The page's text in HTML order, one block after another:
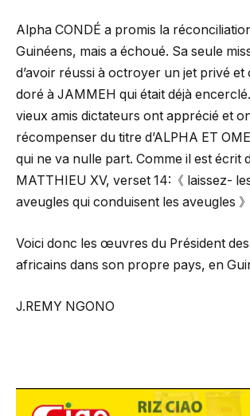
Alpha CONDÉ a promis la
Guinéens, mais a échoué. Sa seule
d’avoir réussi à octroyer un jet privé et
doré à JAMMEH qui était déjà
vieux amis dictateurs ont apprécié et
récompenser du titre d’ALPHA ET
qui ne va nulle part. Comme il est écrit
MATTHIEU XV, verset 14:《 laissez-
aveugles qui conduisent les aveugles
Voici donc les œuvres du Président
africains dans son propre pays, en
J.REMY NGONO